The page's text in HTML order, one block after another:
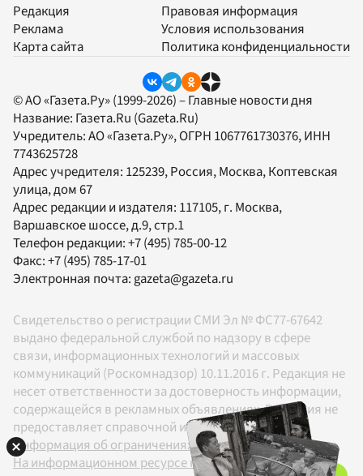
Редакция
Реклама
Карта сайта
Правовая информация
Условия использования
Политика конфиденциальности
© АО «Газета.Ру» (1999-2026) – Главные новости дня
Название: Газета.Ru (Gazeta.Ru)
Учредитель:АО «Газета.Ру», ОГРН 1067761730376, ИНН
7743625728
Адрес учредителя: 125239, Россия, Москва, Коптевская
улица, дом 67
Адрес редакции и издателя: 117105, г. Москва,
Варшавское шоссе, д.9, стр.1
Телефон редакции:+7 (495) 785-00-12
Факс:+7 (495) 785-17-01
Электронная почта:gazeta@gazeta.ru
Свидетельство о регистрации СМИ Эл № ФС77-67642
выдано федеральной службой по надзору в сфере
связи, информационных технологий и массовых
коммуникаций (Роскомнадзор) 10.11.2016 г. Редакция не
несет ответственности за достоверность информации,
содержащейся в рекламных объявлениях. Редакция не
предоставляет справочной информации.
Информация об ограничениях
На информационном ресурсе применяются